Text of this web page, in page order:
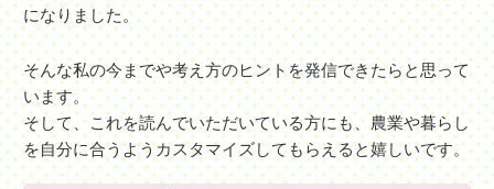
になりました。
そんな私の今までや考え方のヒントを発信できたらと思って
います。
そして、これを読んでいただいている方にも、農業や暮らし
を自分に合うようカスタマイズしてもらえると嬉しいです。